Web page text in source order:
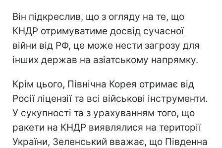
Він підкреслив, що з огляду на те, що
КНДР отримуватиме досвід сучасної
війни від РФ, це може нести загрозу для
інших держав на азіатському напрямку.
Крім цього, Північна Корея отримає від
Росії ліцензії та всі військові інструменти.
У сукупності та з урахуванням того, що
ракети на КНДР виявлялися на території
України, Зеленський вважає, що Південна